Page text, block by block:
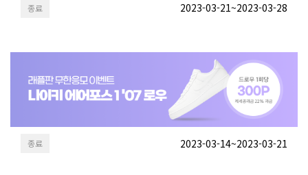
종료 2023-03-21~2023-03-28
종료 2023-03-14~2023-03-21